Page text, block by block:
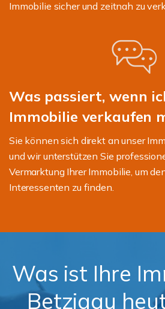
Immobilie sicher und zeitnah zu
Was passiert, wenn
Immobilie verkaufen
Sie können sich direkt an unser
und wir unterstützen Sie
Vermarktung Ihrer Immobilie, um
Interessenten zu finden.
Was ist Ihre
Betzigau